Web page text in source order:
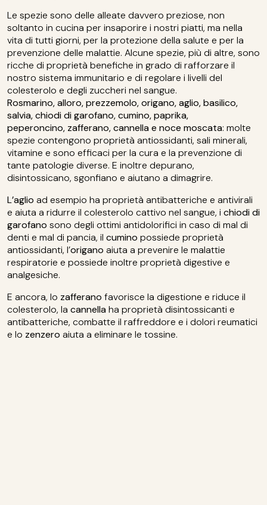
Le spezie sono delle alleate davvero preziose, non
soltanto in cucina per insaporire i nostri piatti, ma nella
vita di tutti giorni, per la protezione della salute e per la
prevenzione delle malattie. Alcune spezie, più di altre, sono
ricche di proprietà benefiche in grado di rafforzare il
nostro sistema immunitario e di regolare i livelli del
colesterolo e degli zuccheri nel sangue.
Rosmarino, alloro, prezzemolo, origano, aglio, basilico,
salvia, chiodi di garofano, cumino, paprika,
peperoncino, zafferano, cannella e noce moscata: molte
spezie contengono proprietà antiossidanti, sali minerali,
vitamine e sono efficaci per la cura e la prevenzione di
tante patologie diverse. E inoltre depurano,
disintossicano, sgonfiano e aiutano a dimagrire.
L’aglio ad esempio ha proprietà antibatteriche e antivirali
e aiuta a ridurre il colesterolo cattivo nel sangue, i chiodi di
garofano sono degli ottimi antidolorifici in caso di mal di
denti e mal di pancia, il cumino possiede proprietà
antiossidanti, l’origano aiuta a prevenire le malattie
respiratorie e possiede inoltre proprietà digestive e
analgesiche.
E ancora, lo zafferano favorisce la digestione e riduce il
colesterolo, la cannellaha proprietà disintossicanti e
antibatteriche, combatte il raffreddore e i dolori reumatici
e lo zenzero aiuta a eliminare le tossine.